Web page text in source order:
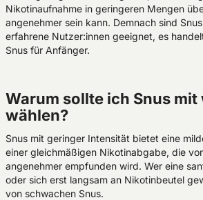
Nikotinaufnahme in geringeren Mengen
angenehmer sein kann. Demnach sind
erfahrene Nutzer:innen geeignet, es
Snus für Anfänger.
Warum sollte ich Snus
wählen?
Snus mit geringer Intensität bietet eine
einer gleichmäßigen Nikotinabgabe, die
angenehmer empfunden wird. Wer eine
oder sich erst langsam an Nikotinbeutel
von schwachen Snus.